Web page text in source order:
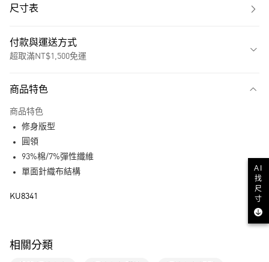
尺寸表
付款與運送方式
超取滿NT$1,500免運
LINE Pay
運送方式
付款後全家取貨
商品特色
商品特色
修身版型
圓領
93%棉/7%彈性纖維
單面針織布結構
KU8341
相關分類
AI
找
尺
寸